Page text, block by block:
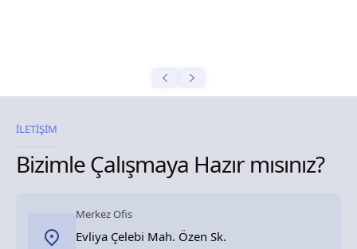
İLETİŞİM
Bizimle Çalışmaya Hazır mısınız?
Merkez Ofis
Evliya Çelebi Mah. Özen Sk.